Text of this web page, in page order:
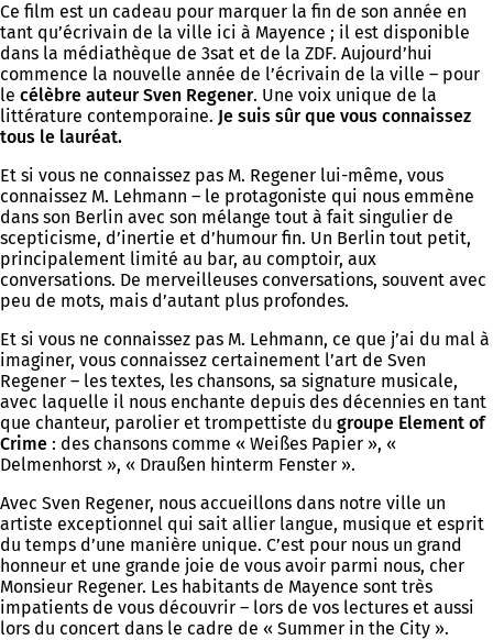
Ce film est un cadeau pour marquer la fin de son année en
tant qu’écrivain de la ville ici à Mayence ; il est disponible
dans la médiathèque de 3sat et de la ZDF. Aujourd’hui
commence la nouvelle année de l’écrivain de la ville – pour
le célèbre auteur Sven Regener. Une voix unique de la
littérature contemporaine. Je suis sûr que vous connaissez
tous le lauréat.
Et si vous ne connaissez pas M. Regener lui-même, vous
connaissez M. Lehmann – le protagoniste qui nous emmène
dans son Berlin avec son mélange tout à fait singulier de
scepticisme, d’inertie et d’humour fin. Un Berlin tout petit,
principalement limité au bar, au comptoir, aux
conversations. De merveilleuses conversations, souvent avec
peu de mots, mais d’autant plus profondes.
Et si vous ne connaissez pas M. Lehmann, ce que j’ai du mal à
imaginer, vous connaissez certainement l’art de Sven
Regener – les textes, les chansons, sa signature musicale,
avec laquelle il nous enchante depuis des décennies en tant
que chanteur, parolier et trompettiste du groupe Element of
Crime : des chansons comme « Weißes Papier », «
Delmenhorst », « Draußen hinterm Fenster ».
Avec Sven Regener, nous accueillons dans notre ville un
artiste exceptionnel qui sait allier langue, musique et esprit
du temps d’une manière unique. C’est pour nous un grand
honneur et une grande joie de vous avoir parmi nous, cher
Monsieur Regener. Les habitants de Mayence sont très
impatients de vous découvrir – lors de vos lectures et aussi
lors du concert dans le cadre de « Summer in the City ».